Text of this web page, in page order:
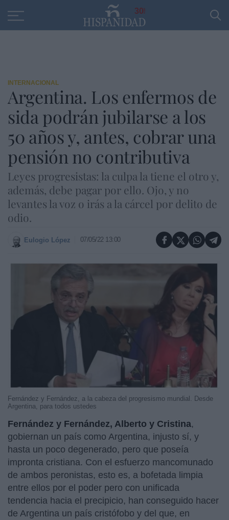
30
INTERNACIONAL
Argentina. Los enfermos de
sida podrán jubilarse a los
50 años y, antes, cobrar una
pensión no contributiva
Leyes progresistas: la culpa la tiene el otro y,
además, debe pagar por ello. Ojo, y no
levantes la voz o irás a la cárcel por delito de
odio.
Eulogio López 07/05/22 13:00
Fernández y Fernández, a la cabeza del progresismo mundial. Desde
Argentina, para todos ustedes
Fernández y Fernández, Alberto y Cristina,
gobiernan un país como Argentina, injusto sí, y
hasta un poco degenerado, pero que poseía
impronta cristiana. Con el esfuerzo mancomunado
de ambos peronistas, esto es, a bofetada limpia
entre ellos por el poder pero con unificada
tendencia hacia el precipicio, han conseguido hacer
de Argentina un país cristófobo y del que, en